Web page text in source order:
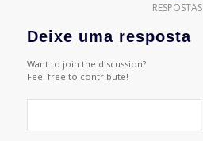
RESPOSTAS
Deixe uma resposta
Want to join the discussion?
Feel free to contribute!